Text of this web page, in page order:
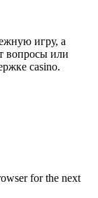
игру, а
вопросы или
casino.
for the next